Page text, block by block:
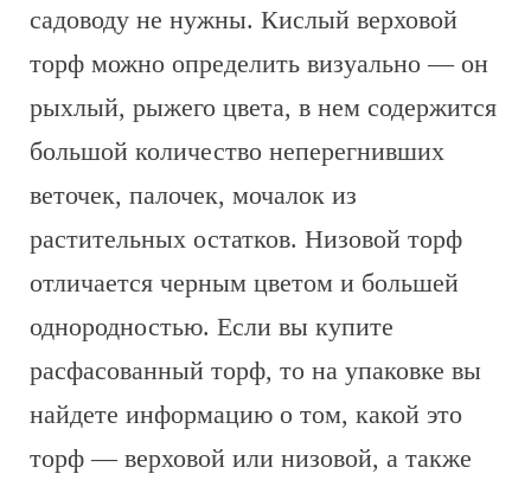
садоводу не нужны. Кислый верховой
торф можно определить визуально — он
рыхлый, рыжего цвета, в нем содержится
большой количество неперегнивших
веточек, палочек, мочалок из
растительных остатков. Низовой торф
отличается черным цветом и большей
однородностью. Если вы купите
расфасованный торф, то на упаковке вы
найдете информацию о том, какой это
торф — верховой или низовой, а также